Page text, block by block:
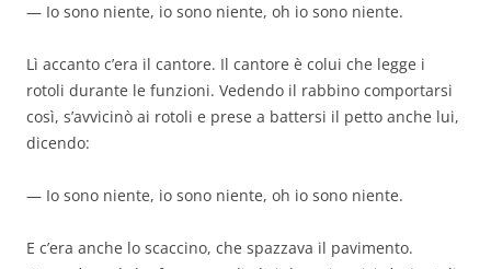
— Io sono niente, io sono niente, oh io sono niente.
Lì accanto c’era il cantore. Il cantore è colui che legge i
rotoli durante le funzioni. Vedendo il rabbino comportarsi
così, s’avvicinò ai rotoli e prese a battersi il petto anche lui,
dicendo:
— Io sono niente, io sono niente, oh io sono niente.
E c’era anche lo scaccino, che spazzava il pavimento.